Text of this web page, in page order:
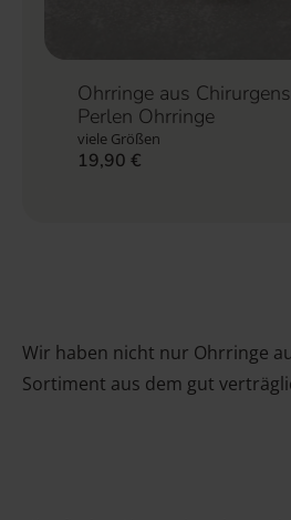
Ohrringe aus
Perlen Ohrringe
viele Größen
19,90 €
Wir haben nicht nur Ohrringe
Sortiment aus dem gut